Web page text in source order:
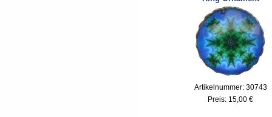
Artikelnummer: 30743
Preis: 15,00 €